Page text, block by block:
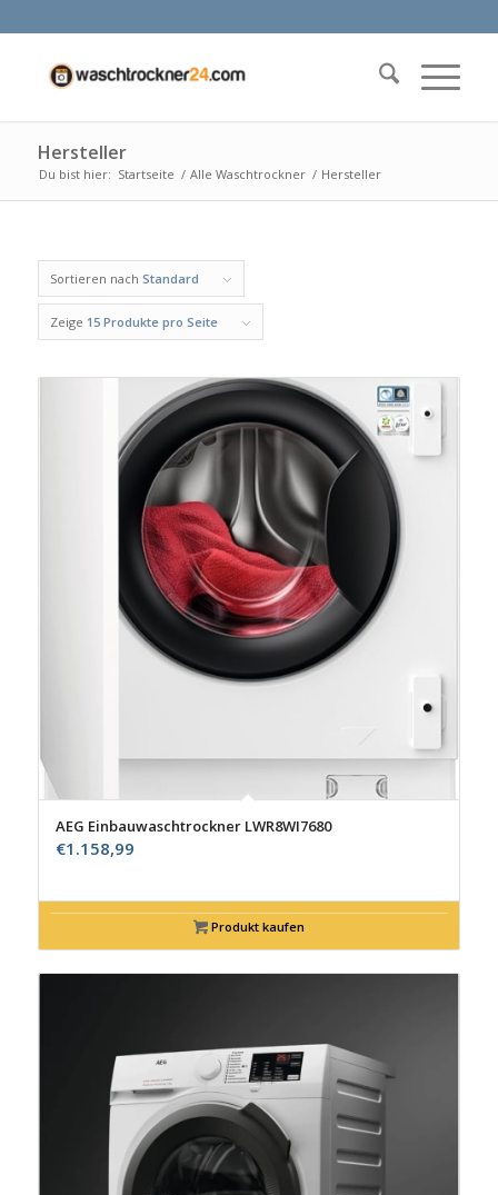
Hersteller
Du bist hier: Startseite / Alle Waschtrockner / Hersteller
Sortieren nach Standard
Zeige 15 Produkte pro Seite
AEG Einbauwaschtrockner LWR8WI7680
€1.158,99
Produkt kaufen